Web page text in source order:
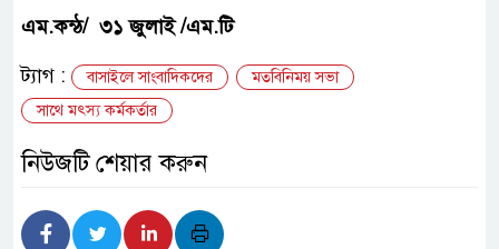
এম.কন্ঠ/ ৩১ জুলাই /এম.টি
ট্যাগ :
বাসাইলে সাংবাদিকদের
মতবিনিময় সভা
সাথে মৎস্য কর্মকর্তার
নিউজটি শেয়ার করুন